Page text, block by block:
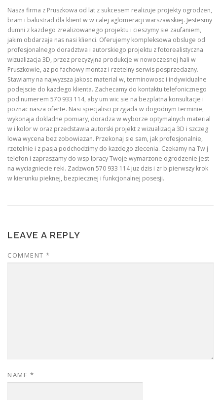
Nasza firma z Pruszkowa od lat z sukcesem realizuje projekty ogrodzen,
bram i balustrad dla klient w w calej aglomeracji warszawskiej. Jestesmy
dumni z kazdego zrealizowanego projektu i cieszymy sie zaufaniem,
jakim obdarzaja nas nasi klienci. Oferujemy kompleksowa obsluge od
profesjonalnego doradztwa i autorskiego projektu z fotorealistyczna
wizualizacja 3D, przez precyzyjna produkcje w nowoczesnej hali w
Pruszkowie, az po fachowy montaz i rzetelny serwis posprzedazny.
Stawiamy na najwyzsza jakosc material w, terminowosc i indywidualne
podejscie do kazdego klienta. Zachecamy do kontaktu telefonicznego
pod numerem 570 933 114, aby um wic sie na bezplatna konsultacje i
poznac nasza oferte. Nasi specjalisci przyjada w dogodnym terminie,
wykonaja dokladne pomiary, doradza w wyborze optymalnych material
w i kolor w oraz przedstawia autorski projekt z wizualizacja 3D i szczeg
lowa wycena bez zobowiazan. Przekonaj sie sam, jak profesjonalnie,
rzetelnie i z pasja podchodzimy do kazdego zlecenia. Czekamy na Tw j
telefon i zapraszamy do wsp lpracy Twoje wymarzone ogrodzenie jest
na wyciagniecie reki. Zadzwon 570 933 114 juz dzis i zr b pierwszy krok
w kierunku pieknej, bezpiecznej i funkcjonalnej posesji.
LEAVE A REPLY
COMMENT *
NAME *